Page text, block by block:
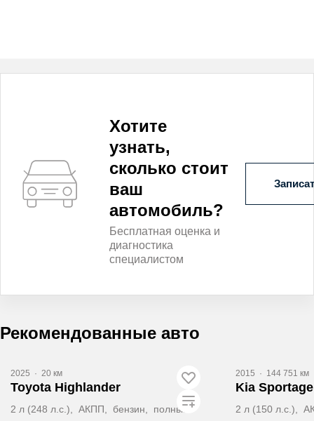
Хотите
узнать,
сколько стоит
ваш
автомобиль?
Бесплатная оценка и
диагностика
специалистом
Рекомендованные авто
Видео
2025 · 20 км
Toyota Highlander
2 л (248 л.с.), АКПП, бензин, полный
2015 · 144 751 км
Kia Sportage
2 л (150 л.с.),